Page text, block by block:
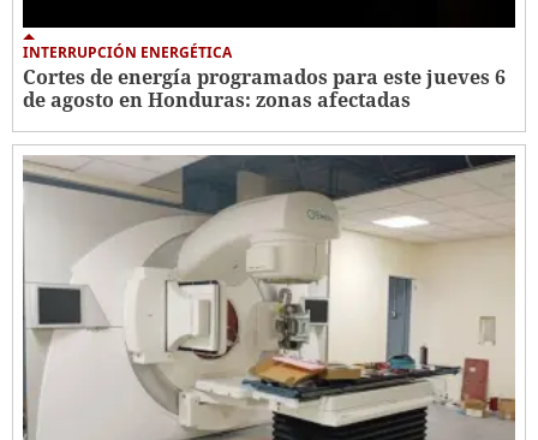
INTERRUPCIÓN ENERGÉTICA
Cortes de energía programados para este jueves 6
de agosto en Honduras: zonas afectadas